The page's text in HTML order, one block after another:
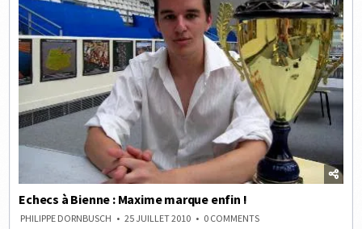
Echecs à Bienne : Maxime marque enfin !
PHILIPPE DORNBUSCH 25 JUILLET 2010 0 COMMENTSON